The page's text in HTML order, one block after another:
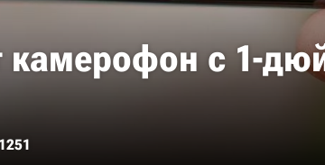
камерофон с 1-
1251